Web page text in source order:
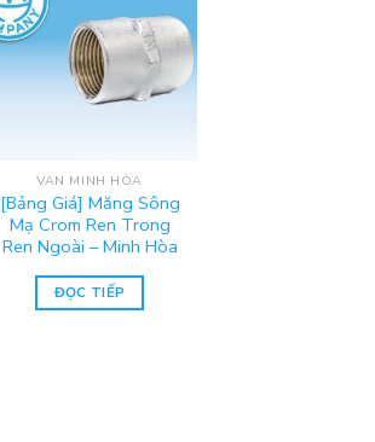
VAN MINH HÒA
[Bảng Giá] Măng Sông
Mạ Crom Ren Trong
Ren Ngoài – Minh Hòa
ĐỌC TIẾP